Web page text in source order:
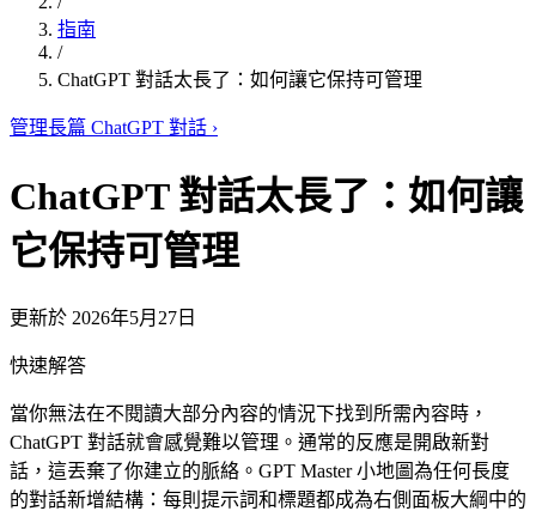
指南
/
ChatGPT 對話太長了：如何讓它保持可管理
管理長篇 ChatGPT 對話 ›
ChatGPT 對話太長了：如何讓
它保持可管理
更新於 2026年5月27日
快速解答
當你無法在不閱讀大部分內容的情況下找到所需內容時，
ChatGPT 對話就會感覺難以管理。通常的反應是開啟新對
話，這丟棄了你建立的脈絡。GPT Master 小地圖為任何長度
的對話新增結構：每則提示詞和標題都成為右側面板大綱中的